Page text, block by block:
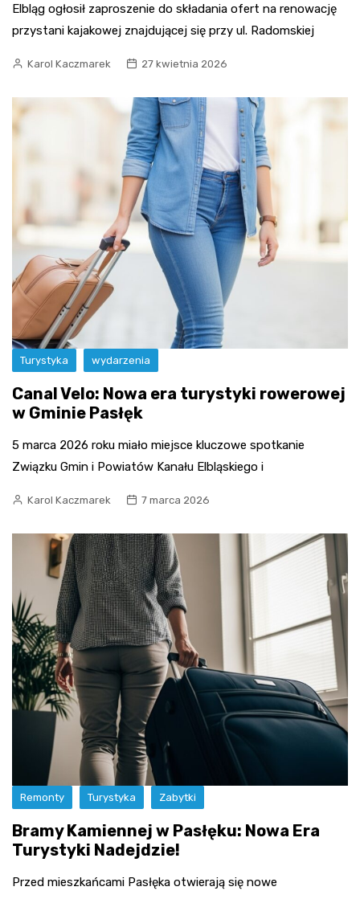
Elbląg ogłosił zaproszenie do składania ofert na renowację
przystani kajakowej znajdującej się przy ul. Radomskiej
Karol Kaczmarek 27 kwietnia 2026
Turystyka wydarzenia
Canal Velo: Nowa era turystyki rowerowej
w Gminie Pasłęk
5 marca 2026 roku miało miejsce kluczowe spotkanie
Związku Gmin i Powiatów Kanału Elbląskiego i
Karol Kaczmarek 7 marca 2026
Remonty Turystyka Zabytki
Bramy Kamiennej w Pasłęku: Nowa Era
Turystyki Nadejdzie!
Przed mieszkańcami Pasłęka otwierają się nowe